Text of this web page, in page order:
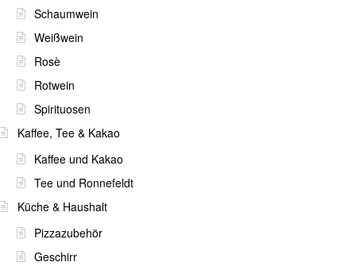
Schaumwein
Weißwein
Rosè
Rotwein
Spirituosen
Kaffee, Tee & Kakao
Kaffee und Kakao
Tee und Ronnefeldt
Küche & Haushalt
Pizzazubehör
Geschirr